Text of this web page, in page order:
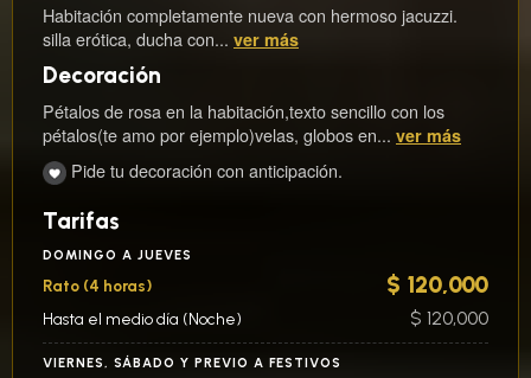
Habitación completamente nueva con hermoso jacuzzi.
silla erótica, ducha con... ver más
Decoración
Pétalos de rosa en la habitación,texto sencillo con los
pétalos(te amo por ejemplo)velas, globos en... ver más
Pide tu decoración con anticipación.
Tarifas
DOMINGO A JUEVES
Rato (4 horas) $ 120,000
Hasta el medio día (Noche) $ 120,000
VIERNES, SÁBADO Y PREVIO A FESTIVOS